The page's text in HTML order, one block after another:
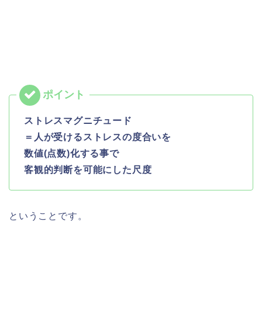
ストレスマグニチュード
＝人が受けるストレスの度合いを
数値(点数)化する事で
客観的判断を可能にした尺度
ということです。